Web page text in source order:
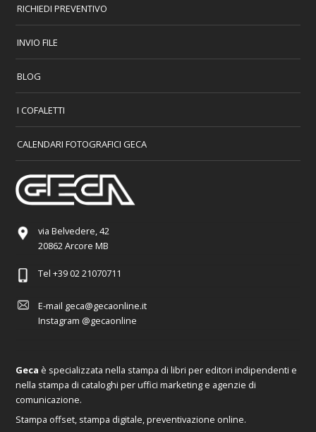
RICHIEDI PREVENTIVO
INVIO FILE
BLOG
I COFALETTI
CALENDARI FOTOGRAFICI GECA
via Belvedere, 42
20862 Arcore MB
Tel +39 02 21070711
E-mail geca@gecaonline.it
Instagram @gecaonline
Geca è specializzata nella stampa di libri per editori indipendenti e
nella stampa di cataloghi per uffici marketing e agenzie di
comunicazione.
Stampa offset, stampa digitale, preventivazione online.